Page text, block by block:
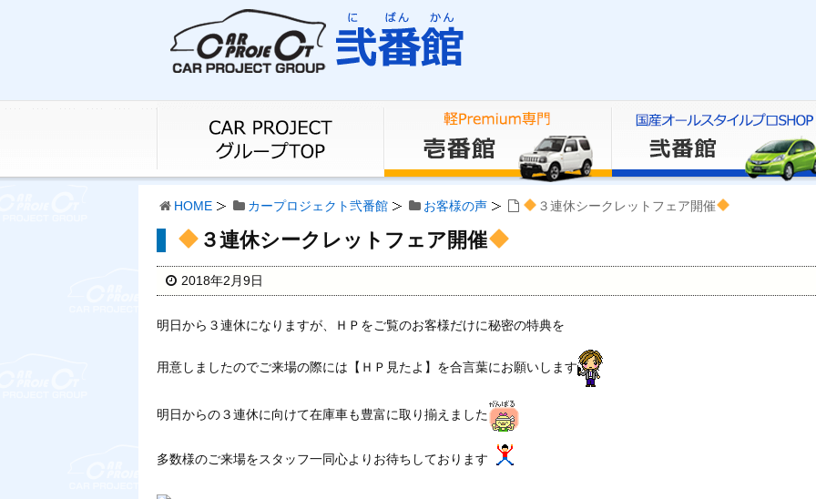
HOME カープロジェクト弐番館 お客様の声 ３連休シークレットフェア開催
３連休シークレットフェア開催
2018年2月9日
明日から３連休になりますが、ＨＰをご覧のお客様だけに秘密の特典を
用意しましたのでご来場の際には【ＨＰ見たよ】を合言葉にお願いします
明日からの３連休に向けて在庫車も豊富に取り揃えました
多数様のご来場をスタッフ一同心よりお待ちしております